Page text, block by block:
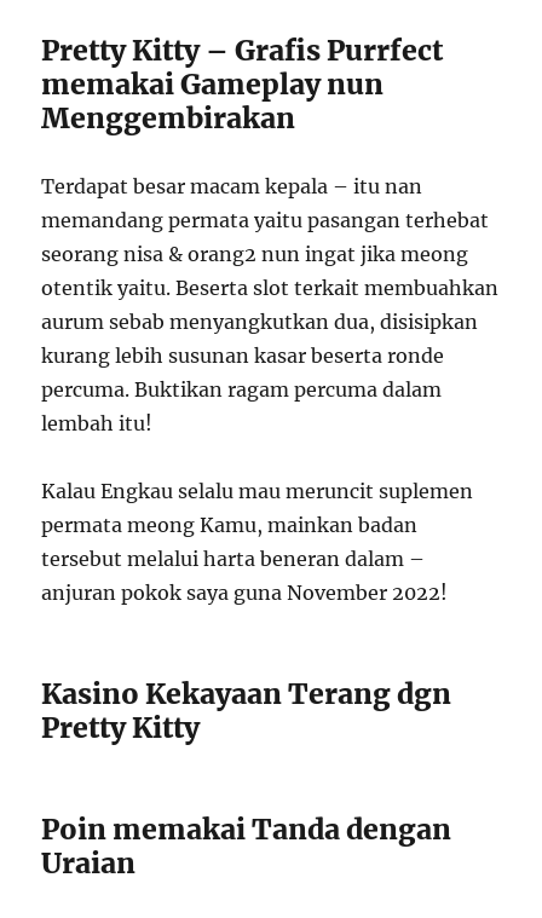
Pretty Kitty – Grafis Purrfect
memakai Gameplay nun
Menggembirakan
Terdapat besar macam kepala – itu nan
memandang permata yaitu pasangan terhebat
seorang nisa & orang2 nun ingat jika meong
otentik yaitu. Beserta slot terkait membuahkan
aurum sebab menyangkutkan dua, disisipkan
kurang lebih susunan kasar beserta ronde
percuma. Buktikan ragam percuma dalam
lembah itu!
Kalau Engkau selalu mau meruncit suplemen
permata meong Kamu, mainkan badan
tersebut melalui harta beneran dalam –
anjuran pokok saya guna November 2022!
Kasino Kekayaan Terang dgn
Pretty Kitty
Poin memakai Tanda dengan
Uraian